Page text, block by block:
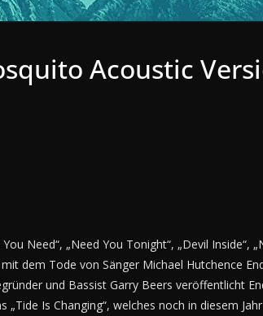
Acoustic
Need“, „Need You Tonight“, „Devil Inside“,
dem Tode von Sänger Michael Hutchence
und Bassist Garry Beers veröffentlicht
Is Changing“, welches noch in diesem